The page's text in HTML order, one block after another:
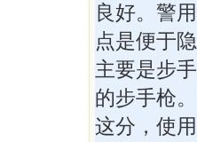
良好。警
点是便于
主要是步
的步手枪
这分，使